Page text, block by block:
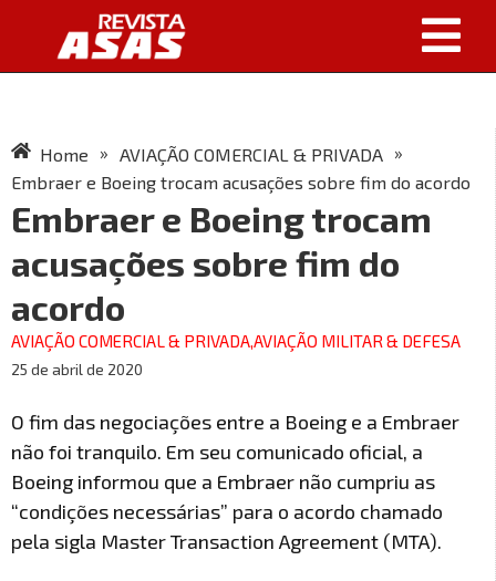
Home » AVIAÇÃO COMERCIAL & PRIVADA »
Embraer e Boeing trocam acusações sobre fim do acordo
Embraer e Boeing trocam
acusações sobre fim do
acordo
AVIAÇÃO COMERCIAL & PRIVADA,AVIAÇÃO MILITAR & DEFESA
25 de abril de 2020
O fim das negociações entre a Boeing e a Embraer
não foi tranquilo. Em seu comunicado oficial, a
Boeing informou que a Embraer não cumpriu as
“condições necessárias” para o acordo chamado
pela sigla Master Transaction Agreement (MTA).